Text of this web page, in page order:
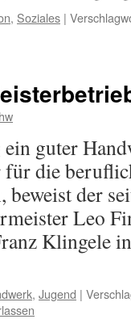
, Soziales |
guter
die
beweist der
Leo
Klingele
, Jugend |